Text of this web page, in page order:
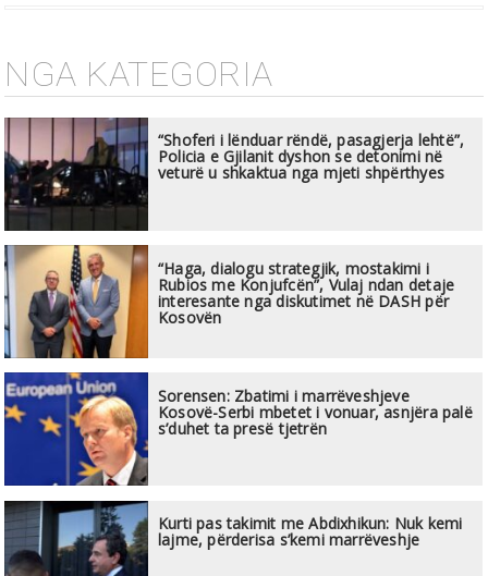
NGA KATEGORIA
“Shoferi i lënduar rëndë, pasagjerja lehtë”,
Policia e Gjilanit dyshon se detonimi në
veturë u shkaktua nga mjeti shpërthyes
“Haga, dialogu strategjik, mostakimi i
Rubios me Konjufcën”, Vulaj ndan detaje
interesante nga diskutimet në DASH për
Kosovën
Sorensen: Zbatimi i marrëveshjeve
Kosovë-Serbi mbetet i vonuar, asnjëra palë
s’duhet ta presë tjetrën
Kurti pas takimit me Abdixhikun: Nuk kemi
lajme, përderisa s’kemi marrëveshje